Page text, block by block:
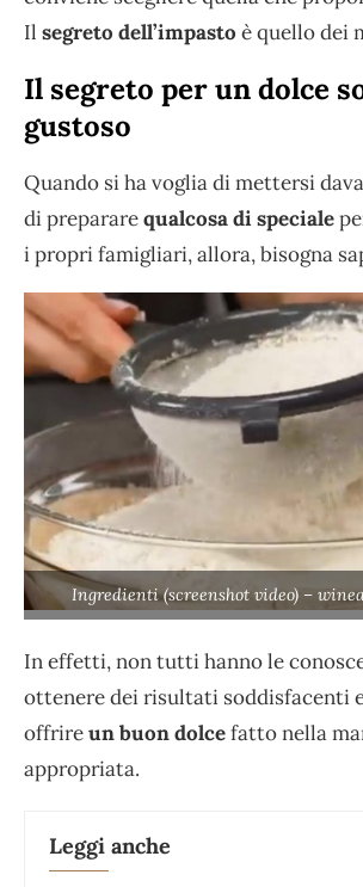
Il segreto dell’impasto è quello dei
Il segreto per un dolce
gustoso
Quando si ha voglia di mettersi
di prepararequalcosa di speciale
i propri famigliari, allora, bisogna
Ingredienti (screenshot video) –
In effetti, non tutti hanno le
ottenere dei risultati soddisfacenti
offrireun buon dolcefatto nella
appropriata.
Leggi anche